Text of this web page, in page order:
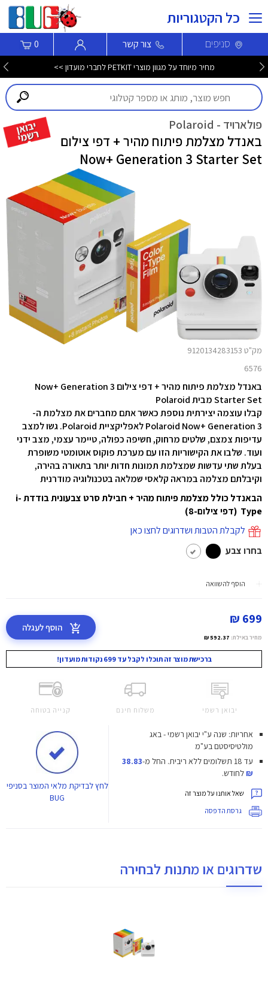
כל הקטגוריות
סניפים צור קשר 0
מחיר מיוחד על מגוון מוצרי PETKIT לחברי מועדון >>
פולארויד - Polaroid
באנדל מצלמת פיתוח מהיר + דפי צילום
Now+ Generation 3 Starter Set
מק"ט 9120134283153
6576
באנדל מצלמת פיתוח מהיר + דפי צילום Now+ Generation 3
Starter Set מבית Polaroid
קבלו עוצמה יצירתית נוספת כאשר אתם מחברים את מצלמת ה-
Polaroid Now+ Generation 3 לאפליקציית Polaroid. גשו למצב
עדיפות צמצם, שלטים מרחוק, חשיפה כפולה, טיימר עצמי, מצב ידני
ועוד. שלבו את הקישוריות הזו עם מערכת פוקוס אוטומטי משופרת
בעלת שתי עדשות שמצלמת תמונות חדות יותר בתאורה בהירה,
וקיבלתם מצלמה במראה קלאסי שמלאה בטכנולוגיה מודרנית
הבאנדל כולל מצלמת פיתוח מהיר + חבילת סרט צבעונית בודדת i-
Type (דפי צילום-8)
לקבלת הטבות ושדרוגים לחצו כאן
בחרו צבע
הוסף להשוואה
699 ₪
מחיר באילת: 592.37 ₪
הוסף לעגלה
ברכישת מוצר זה תוכלו לקבל עד 699 נקודות מועדון!
יבואן רשמי משלוח חינם קנייה בטוחה
אחריות: שנה ע"י יבואן רשמי - באג
מולטיסיסטם בע"מ
עד 18 תשלומים ללא ריבית.
החל מ-38.83
₪לחודש.
שאל אותנו על מוצר זה
גרסת הדפסה
לחץלבדיקת מלאי המוצר בסניפי
BUG
שדרוגים או מתנות לבחירה